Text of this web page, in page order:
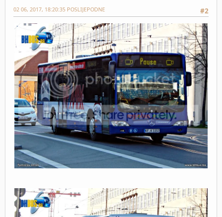
#2
02 06, 2017, 18:20:35 POSLIJEPODNE